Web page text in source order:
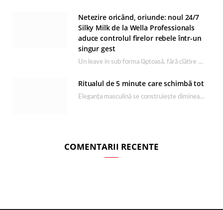
Netezire oricând, oriunde: noul 24/7
Silky Milk de la Wella Professionals
aduce controlul firelor rebele într-un
singur gest
Un leave in sub forma lăptoasă, fără clătire care completează rutina Ultimate Smooth și transformă…
Ritualul de 5 minute care schimbă tot
Eleganța masculină se construiește dimineața, în câteva minute și cu produsele potrivite. O rutină de…
COMENTARII RECENTE